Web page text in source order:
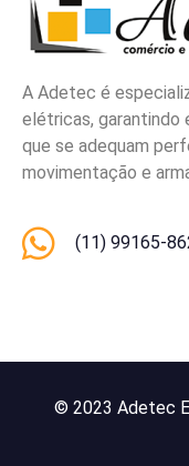
A Adetec é
elétricas, garantindo
que se adequam
movimentação e
(11) 99165-
© 2023 Adetec